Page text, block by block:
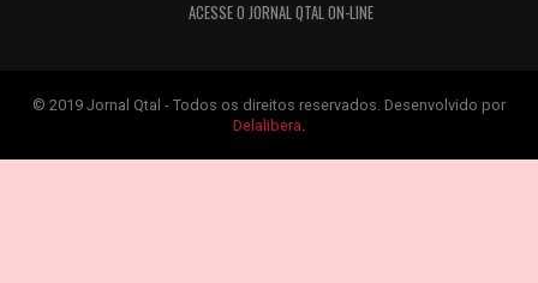
ACESSE O JORNAL QTAL ON-LINE
© 2019 Jornal Qtal - Todos os direitos reservados. Desenvolvido por
Delalibera.